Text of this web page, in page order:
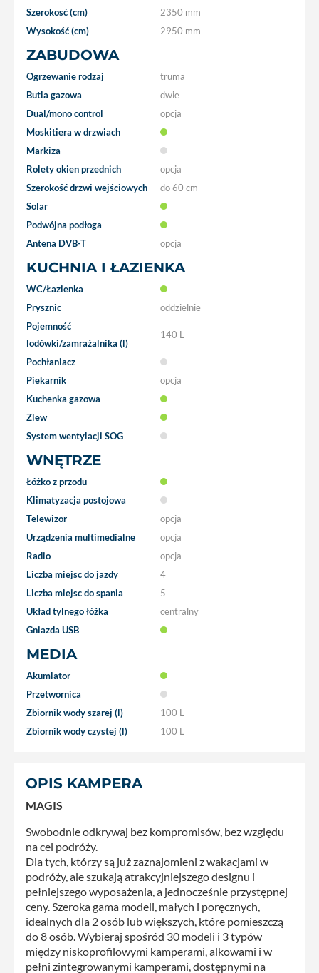
Szerokosć (cm)
2350 mm
Wysokość (cm)
2950 mm
ZABUDOWA
Ogrzewanie rodzaj
truma
Butla gazowa
dwie
Dual/mono control
opcja
Moskitiera w drzwiach
Markiza
Rolety okien przednich
opcja
Szerokość drzwi wejściowych
do 60 cm
Solar
Podwójna podłoga
Antena DVB-T
opcja
KUCHNIA I ŁAZIENKA
WC/Łazienka
Prysznic
oddzielnie
Pojemność
lodówki/zamrażalnika (l)
140 L
Pochłaniacz
Piekarnik
opcja
Kuchenka gazowa
Zlew
System wentylacji SOG
WNĘTRZE
Łóżko z przodu
Klimatyzacja postojowa
Telewizor
opcja
Urządzenia multimedialne
opcja
Radio
opcja
Liczba miejsc do jazdy
4
Liczba miejsc do spania
5
Układ tylnego łóżka
centralny
Gniazda USB
MEDIA
Akumlator
Przetwornica
Zbiornik wody szarej (l)
100 L
Zbiornik wody czystej (l)
100 L
OPIS KAMPERA
MAGIS
Swobodnie odkrywaj bez kompromisów, bez względu
na cel podróży.
Dla tych, którzy są już zaznajomieni z wakacjami w
podróży, ale szukają atrakcyjniejszego designu i
pełniejszego wyposażenia, a jednocześnie przystępnej
ceny. Szeroka gama modeli, małych i poręcznych,
idealnych dla 2 osób lub większych, które pomieszczą
do 8 osób. Wybieraj spośród 30 modeli i 3 typów
między niskoprofilowymi kamperami, alkowami i w
pełni zintegrowanymi kamperami, dostępnymi na